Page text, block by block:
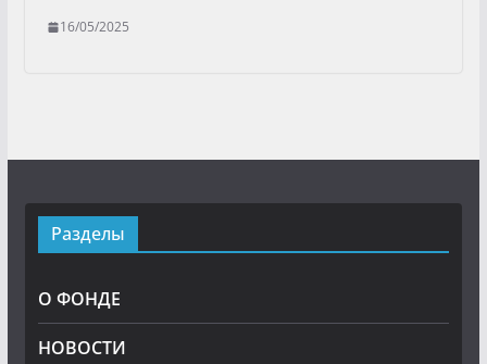
16/05/2025
Разделы
О ФОНДЕ
НОВОСТИ